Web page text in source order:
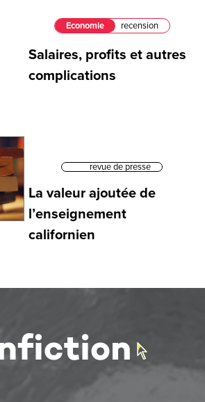
Economie recension
Salaires, profits et autres
complications
revue de presse
La valeur ajoutée de
l’enseignement
californien